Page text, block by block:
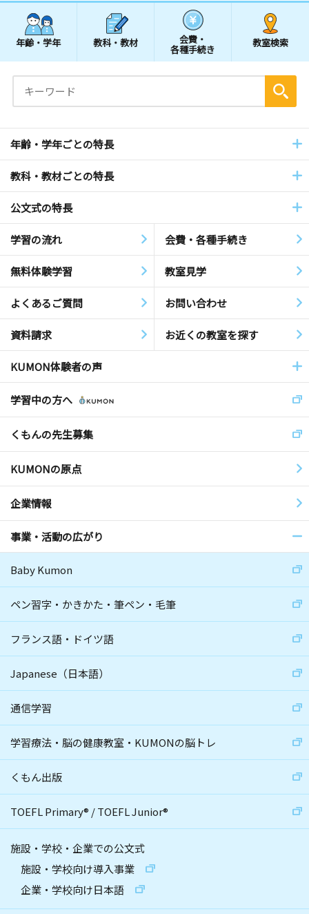
年齢・学年 教科・教材 会費・
各種手続き
教室検索
年齢・学年ごとの特長
教科・教材ごとの特長
公文式の特長
学習の流れ 会費・各種手続き
無料体験学習 教室見学
よくあるご質問 お問い合わせ
資料請求 お近くの教室を探す
KUMON体験者の声
学習中の方へ
くもんの先生募集
KUMONの原点
企業情報
事業・活動の広がり
Baby Kumon
ペン習字・かきかた・筆ペン・毛筆
フランス語・ドイツ語
Japanese（日本語）
通信学習
学習療法・脳の健康教室・KUMONの脳トレ
くもん出版
TOEFL Primary® /TOEFL Junior®
施設・学校・企業での公文式
施設・学校向け導入事業
企業・学校向け日本語